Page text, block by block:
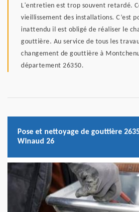
L'entretien est trop souvent retardé.
vieillissement des installations. C’est
inattendu il est obligé de réaliser le
gouttière. Au service de tous les
changement de gouttière à
département 26350.
Pose et nettoyage de gouttière
Winaud 26